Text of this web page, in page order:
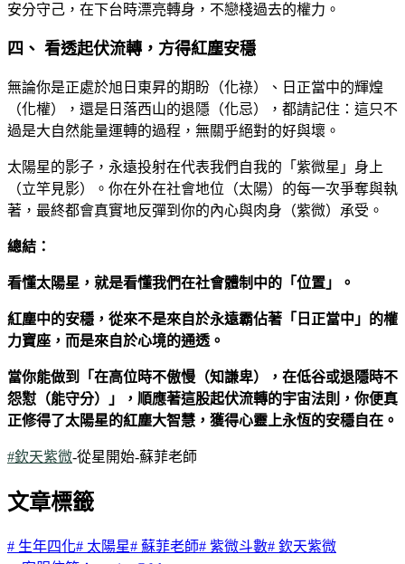
安分守己，在下台時漂亮轉身，不戀棧過去的權力。
四、 看透起伏流轉，方得紅塵安穩
無論你是正處於旭日東昇的期盼（化祿）、日正當中的輝煌
（化權），還是日落西山的退隱（化忌），都請記住：這只不
過是大自然能量運轉的過程，無關乎絕對的好與壞。
太陽星的影子，永遠投射在代表我們自我的「紫微星」身上
（立竿見影）。你在外在社會地位（太陽）的每一次爭奪與執
著，最終都會真實地反彈到你的內心與肉身（紫微）承受。
總結：
看懂太陽星，就是看懂我們在社會體制中的「位置」。
紅塵中的安穩，從來不是來自於永遠霸佔著「日正當中」的權
力寶座，而是來自於心境的通透。
當你能做到「在高位時不傲慢（知謙卑），在低谷或退隱時不
怨懟（能守分）」，順應著這股起伏流轉的宇宙法則，你便真
正修得了太陽星的紅塵大智慧，獲得心靈上永恆的安穩自在。
#欽天紫微-從星開始-蘇菲老師
文章標籤
# 生年四化# 太陽星# 蘇菲老師# 紫微斗數# 欽天紫微